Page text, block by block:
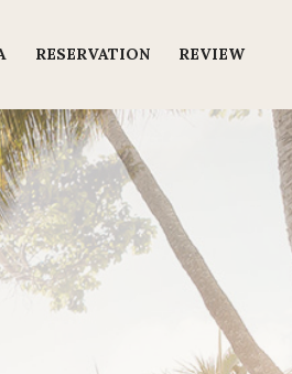
RESERVATION REVIEW